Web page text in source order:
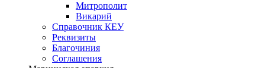
Митрополит
Викарий
Справочник КЕУ
Реквизиты
Благочиния
Соглашения